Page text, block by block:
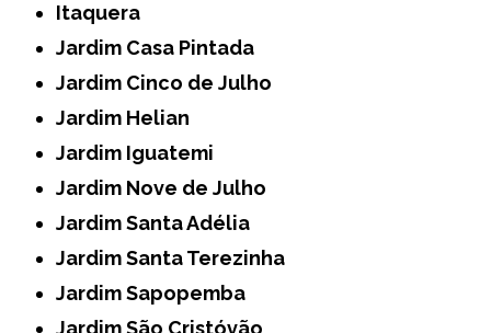
Itaquera
Jardim Casa Pintada
Jardim Cinco de Julho
Jardim Helian
Jardim Iguatemi
Jardim Nove de Julho
Jardim Santa Adélia
Jardim Santa Terezinha
Jardim Sapopemba
Jardim São Cristóvão